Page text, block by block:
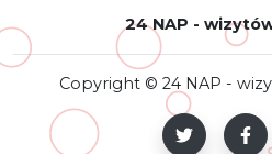
24 NAP -
Copyright © 24 NAP -